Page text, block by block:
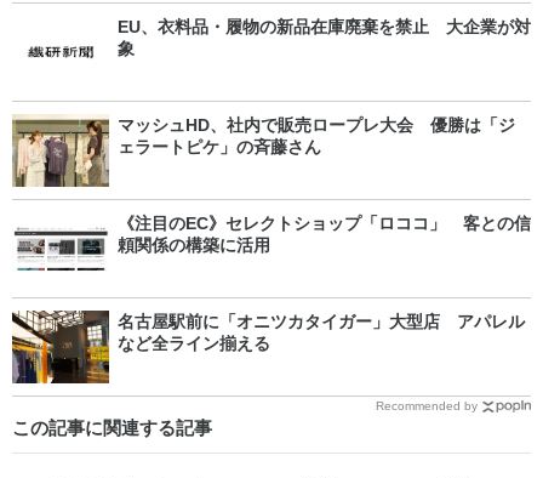
EU、衣料品・履物の新品在庫廃棄を禁止 大企業が対
象
マッシュHD、社内で販売ロープレ大会 優勝は「ジ
ェラートピケ」の斉藤さん
《注目のEC》セレクトショップ「ロココ」 客との信
頼関係の構築に活用
名古屋駅前に「オニツカタイガー」大型店 アパレル
など全ライン揃える
Recommended by
この記事に関連する記事